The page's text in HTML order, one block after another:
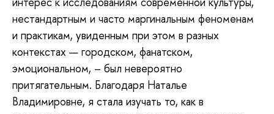
нестандартным и часто маргинальным феноменам
и практикам, увиденным при этом в разных
контекстах — городском, фанатском,
эмоциональном, – был невероятно
притягательным. Благодаря Наталье
Владимировне, я стала изучать то, как в